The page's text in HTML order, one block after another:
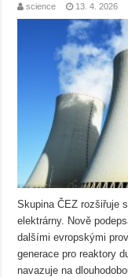
science 13. 4. 2026
Skupina ČEZ rozšiřuje
elektrárny. Nově
dalšími evropskými
generace pro reaktory
navazuje na